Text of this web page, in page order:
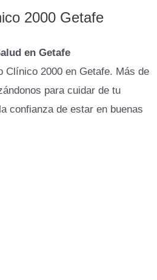
2000 Getafe
en Getafe
Clínico 2000 en Getafe. Más de
para cuidar de tu
confianza de estar en buenas